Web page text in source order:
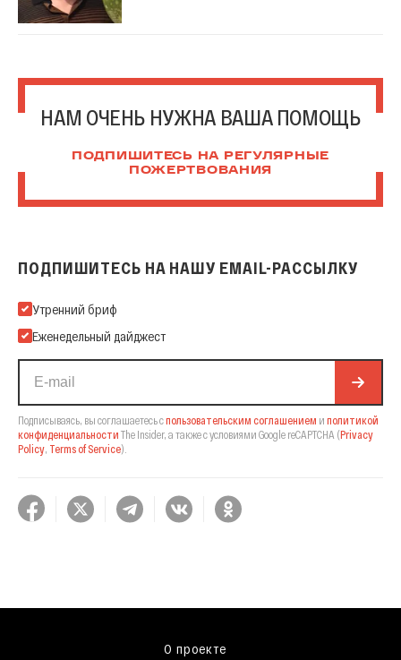
НАМ ОЧЕНЬ НУЖНА ВАША ПОМОЩЬ
ПОДПИШИТЕСЬ НА РЕГУЛЯРНЫЕ
ПОЖЕРТВОВАНИЯ
ПОДПИШИТЕСЬ НА НАШУ EMAIL-РАССЫЛКУ
Подпишитесь на нашу Email-рассылку
Утренний бриф
Еженедельный дайджест
Подписываясь, вы соглашаетесь спользовательским соглашением и политикой
конфиденциальности The Insider, а также с условиями Google reCAPTCHA (Privacy
Policy Terms of Service).
О проекте